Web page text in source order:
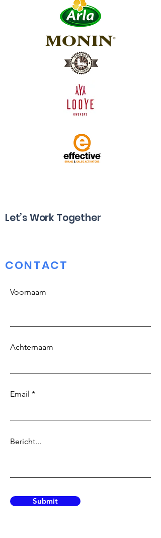
Let’s Work Together
CONTACT
Voornaam
Achternaam
Email
Bericht...
Submit